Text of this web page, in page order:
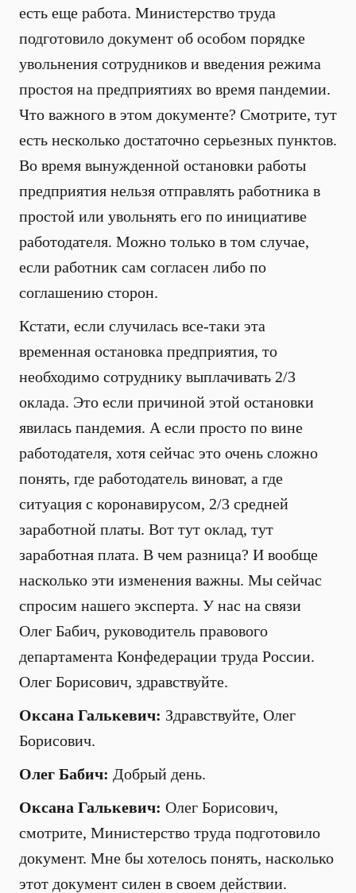
есть еще работа. Министерство труда
подготовило документ об особом порядке
увольнения сотрудников и введения режима
простоя на предприятиях во время пандемии.
Что важного в этом документе? Смотрите, тут
есть несколько достаточно серьезных пунктов.
Во время вынужденной остановки работы
предприятия нельзя отправлять работника в
простой или увольнять его по инициативе
работодателя. Можно только в том случае,
если работник сам согласен либо по
соглашению сторон.
Кстати, если случилась все-таки эта
временная остановка предприятия, то
необходимо сотруднику выплачивать 2/3
оклада. Это если причиной этой остановки
явилась пандемия. А если просто по вине
работодателя, хотя сейчас это очень сложно
понять, где работодатель виноват, а где
ситуация с коронавирусом, 2/3 средней
заработной платы. Вот тут оклад, тут
заработная плата. В чем разница? И вообще
насколько эти изменения важны. Мы сейчас
спросим нашего эксперта. У нас на связи
Олег Бабич, руководитель правового
департамента Конфедерации труда России.
Олег Борисович, здравствуйте.
Оксана Галькевич: Здравствуйте, Олег
Борисович.
Олег Бабич: Добрый день.
Оксана Галькевич: Олег Борисович,
смотрите, Министерство труда подготовило
документ. Мне бы хотелось понять, насколько
этот документ силен в своем действии.